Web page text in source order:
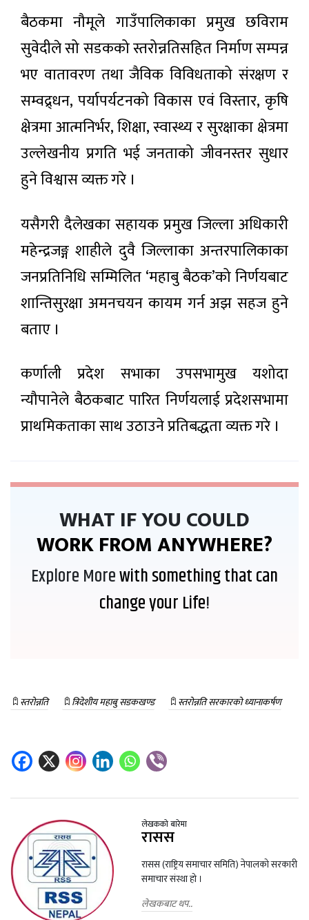
लक्ष्यबन्यो दुई
लाख
किलो
फोहोरको
साइट
आजका
लागि
मुद्राको
विनिमय
दर
अगाडी
बैठकमा नौमूले गाउँपालिकाका प्रमुख छविराम
सुवेदीले सो सडकको स्तरोन्नतिसहित निर्माण सम्पन्न
भए वातावरण तथा जैविक विविधताको संरक्षण र
सम्वद्र्धन, पर्यापर्यटनको विकास एवं विस्तार, कृषि
क्षेत्रमा आत्मनिर्भर, शिक्षा, स्वास्थ्य र सुरक्षाका क्षेत्रमा
उल्लेखनीय प्रगति भई जनताको जीवनस्तर सुधार
हुने विश्वास व्यक्त गरे ।
यसैगरी दैलेखका सहायक प्रमुख जिल्ला अधिकारी
महेन्द्रजङ्ग शाहीले दुवै जिल्लाका अन्तरपालिकाका
जनप्रतिनिधि सम्मिलित ‘महाबु बैठक’को निर्णयबाट
शान्तिसुरक्षा अमनचयन कायम गर्न अझ सहज हुने
बताए ।
कर्णाली प्रदेश सभाका उपसभामुख यशोदा
न्यौपानेले बैठकबाट पारित निर्णयलाई प्रदेशसभामा
प्राथमिकताका साथ उठाउने प्रतिबद्धता व्यक्त गरे ।
WHAT IF YOU COULD
WORK FROM ANYWHERE?
Explore Morewith something that can
change your Life!
स्तरोन्नति त्रिदेशीय महाबु सडकखण्ड स्तरोन्नति सरकारको ध्यानाकर्षण
लेखकको बारेमा
रासस
रासस (राष्ट्रिय समाचार समिति) नेपालको सरकारी
समाचार संस्था हो ।
लेखकबाट थप..